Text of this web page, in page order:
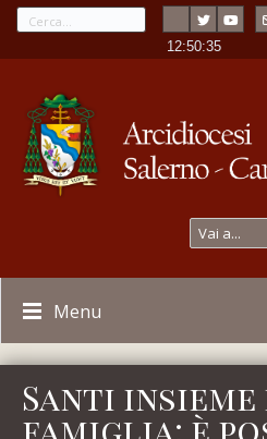
12:50:35
Menu
Santi insieme
famiglia: è